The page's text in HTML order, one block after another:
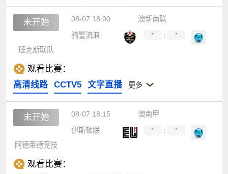
未开始 08-07 18:00
澳新南联
骑警流浪
* :
*
班克斯联队
观看比赛：
高清线路
CCTV5 文字直播 更多
未开始 08-07 18:15
澳南甲
伊斯顿联
* :
*
阿德莱德竞技
观看比赛：